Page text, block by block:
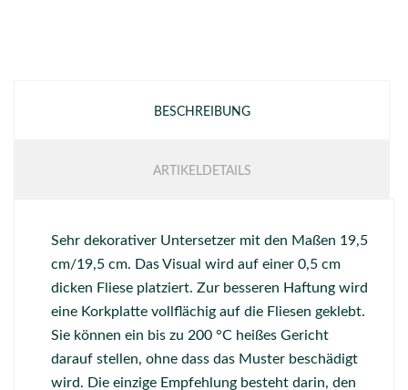
BESCHREIBUNG
ARTIKELDETAILS
Sehr dekorativer Untersetzer mit den Maßen 19,5
cm/19,5 cm. Das Visual wird auf einer 0,5 cm
dicken Fliese platziert. Zur besseren Haftung wird
eine Korkplatte vollflächig auf die Fliesen geklebt.
Sie können ein bis zu 200 °C heißes Gericht
darauf stellen, ohne dass das Muster beschädigt
wird. Die einzige Empfehlung besteht darin, den